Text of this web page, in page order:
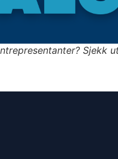
Sjekk